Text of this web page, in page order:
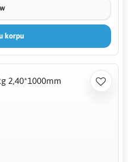
korpu